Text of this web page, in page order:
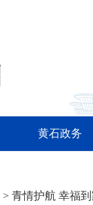
黄石政务
> 青情护航 幸福到